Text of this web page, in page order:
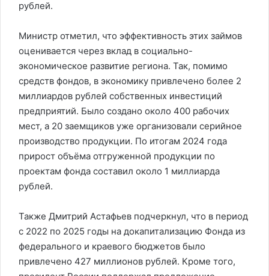
рублей.
Министр отметил, что эффективность этих займов
оценивается через вклад в социально-
экономическое развитие региона. Так, помимо
средств фондов, в экономику привлечено более 2
миллиардов рублей собственных инвестиций
предприятий. Было создано около 400 рабочих
мест, а 20 заемщиков уже организовали серийное
производство продукции. По итогам 2024 года
прирост объёма отгруженной продукции по
проектам фонда составил около 1 миллиарда
рублей.
Также Дмитрий Астафьев подчеркнул, что в период
с 2022 по 2025 годы на докапитализацию Фонда из
федерального и краевого бюджетов было
привлечено 427 миллионов рублей. Кроме того,